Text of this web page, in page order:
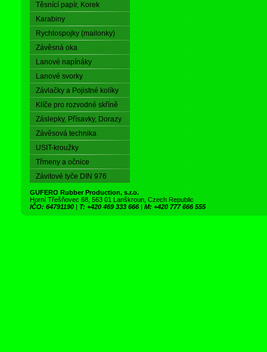
Těsnící papír, Korek
Karabiny
Rychlospojky (mailonky)
Závěsná oka
Lanové napínáky
Lanové svorky
Závlačky a Pojistné kolíky
Klíče pro rozvodné skříně
Záslepky, Přísavky, Dorazy
Závěsová technika
USIT-kroužky
Třmeny a očnice
Závitové tyče DIN 976
GUFERO Rubber Production, s.r.o.
Horní Třešňovec 68, 563 01 Lanškroun, Czech Republic
IČO: 64791190 | T: +420 469 333 666 | M: +420 777 666 555